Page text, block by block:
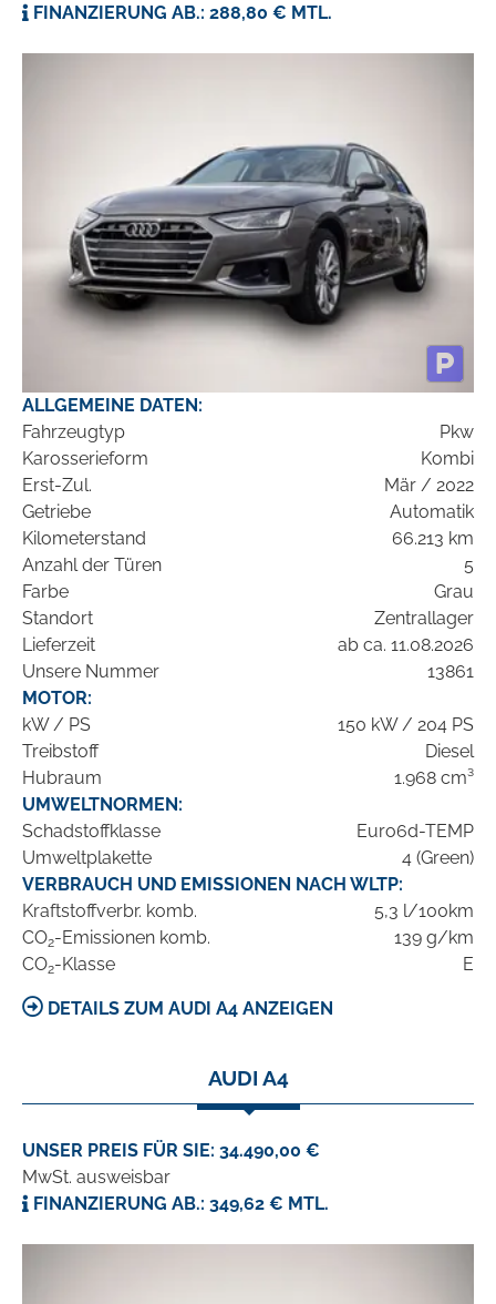
FINANZIERUNG AB.: 288,80 € MTL.
ALLGEMEINE DATEN:
Fahrzeugtyp
Pkw
Karosserieform
Kombi
Erst-Zul.
Mär / 2022
Getriebe
Automatik
Kilometerstand
66.213 km
Anzahl der Türen
5
Farbe
Grau
Standort
Zentrallager
Lieferzeit
ab ca. 11.08.2026
Unsere Nummer
13861
MOTOR:
kW / PS
150 kW / 204 PS
Treibstoff
Diesel
Hubraum
1.968 cm³
UMWELTNORMEN:
Schadstoffklasse
Euro6d-TEMP
Umweltplakette
4 (Green)
VERBRAUCH UND EMISSIONEN NACH WLTP:
Kraftstoffverbr. komb.
5,3 l/100km
CO2-Emissionen komb.
139 g/km
CO2-Klasse E
DETAILS ZUM AUDI A4 ANZEIGEN
AUDI A4
UNSER PREIS FÜR SIE: 34.490,00 €
MwSt. ausweisbar
FINANZIERUNG AB.: 349,62 € MTL.